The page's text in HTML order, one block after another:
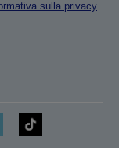
sulla privacy